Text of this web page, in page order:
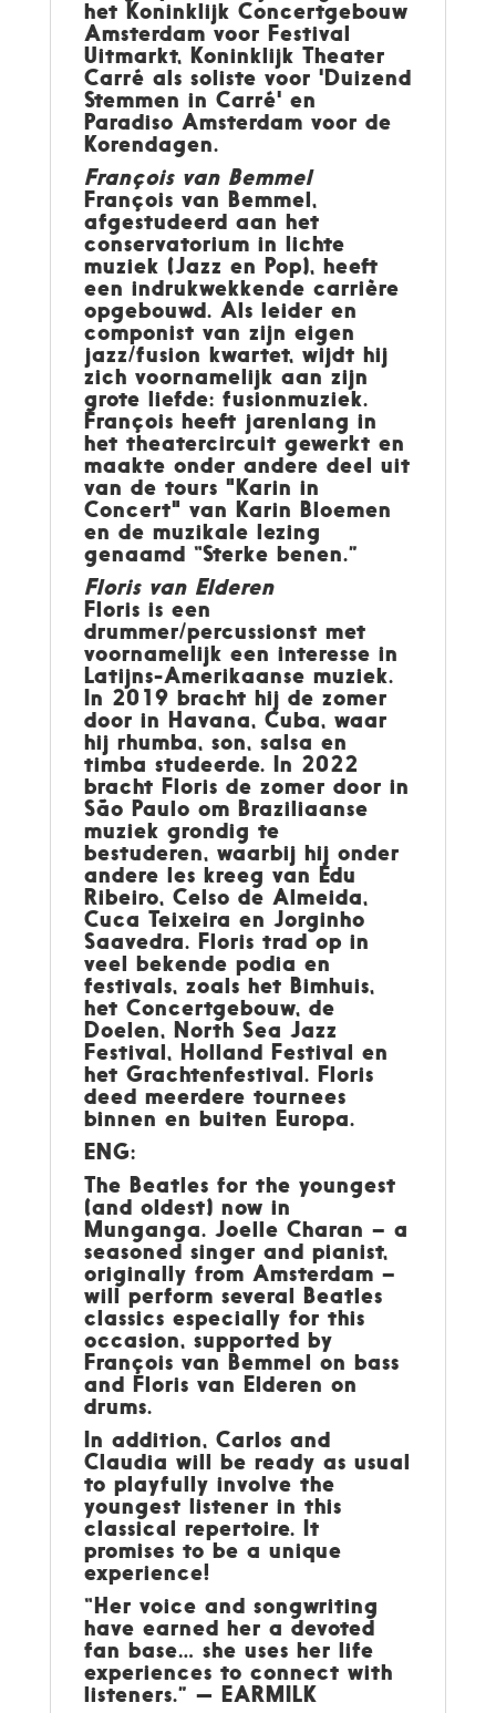
het Koninklijk Concertgebouw
Amsterdam voor Festival
Uitmarkt, Koninklijk Theater
Carré als soliste voor 'Duizend
Stemmen in Carré' en
Paradiso Amsterdam voor de
Korendagen.
François van Bemmel
François van Bemmel,
afgestudeerd aan het
conservatorium in lichte
muziek (Jazz en Pop), heeft
een indrukwekkende carrière
opgebouwd. Als leider en
componist van zijn eigen
jazz/fusion kwartet, wijdt hij
zich voornamelijk aan zijn
grote liefde: fusionmuziek.
François heeft jarenlang in
het theatercircuit gewerkt en
maakte onder andere deel uit
van de tours "Karin in
Concert" van Karin Bloemen
en de muzikale lezing
genaamd “Sterke benen.”
Floris van Elderen
Floris is een
drummer/percussionst met
voornamelijk een interesse in
Latijns-Amerikaanse muziek.
In 2019 bracht hij de zomer
door in Havana, Cuba, waar
hij rhumba, son, salsa en
timba studeerde. In 2022
bracht Floris de zomer door in
São Paulo om Braziliaanse
muziek grondig te
bestuderen, waarbij hij onder
andere les kreeg van Edu
Ribeiro, Celso de Almeida,
Cuca Teixeira en Jorginho
Saavedra. Floris trad op in
veel bekende podia en
festivals, zoals het Bimhuis,
het Concertgebouw, de
Doelen, North Sea Jazz
Festival, Holland Festival en
het Grachtenfestival. Floris
deed meerdere tournees
binnen en buiten Europa.
ENG:
The Beatles for the youngest
(and oldest) now in
Munganga. Joelle Charan – a
seasoned singer and pianist,
originally from Amsterdam –
will perform several Beatles
classics especially for this
occasion, supported by
François van Bemmel on bass
and Floris van Elderen on
drums.
In addition, Carlos and
Claudia will be ready as usual
to playfully involve the
youngest listener in this
classical repertoire. It
promises to be a unique
experience!
“Her voice and songwriting
have earned her a devoted
fan base… she uses her life
experiences to connect with
listeners.” — EARMILK